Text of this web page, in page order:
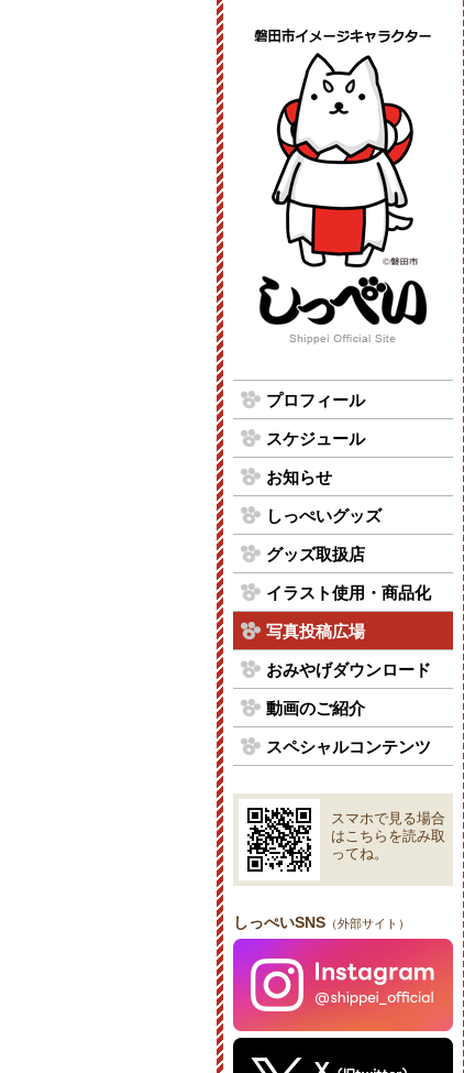
プロフィール
スケジュール
お知らせ
しっぺいグッズ
グッズ取扱店
イラスト使用・商品化
写真投稿広場
おみやげダウンロード
動画のご紹介
スペシャルコンテンツ
スマホで見る場合
はこちらを読み取
ってね。
しっぺいSNS （外部サイト）